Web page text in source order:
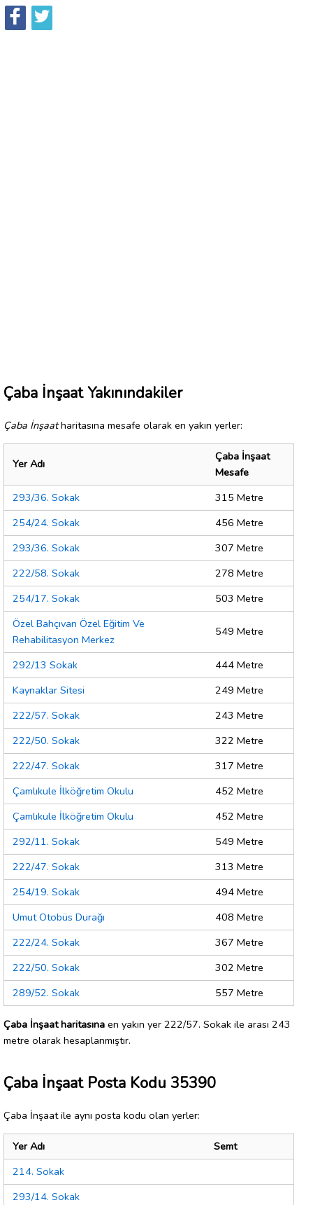
Çaba İnşaat Yakınındakiler
Çaba İnşaatharitasına mesafe olarak en yakın yerler:
Yer Adı
Çaba İnşaat
Mesafe
293/36. Sokak
315 Metre
254/24. Sokak
456 Metre
293/36. Sokak
307 Metre
222/58. Sokak
278 Metre
254/17. Sokak
503 Metre
Özel Bahçıvan Özel Eğitim Ve
Rehabilitasyon Merkez
549 Metre
292/13 Sokak
444 Metre
Kaynaklar Sitesi
249 Metre
222/57. Sokak
243 Metre
222/50. Sokak
322 Metre
222/47. Sokak
317 Metre
Çamlıkule İlköğretim Okulu
452 Metre
Çamlıkule İlköğretim Okulu
452 Metre
292/11. Sokak
549 Metre
222/47. Sokak
313 Metre
254/19. Sokak
494 Metre
Umut Otobüs Durağı
408 Metre
222/24. Sokak
367 Metre
222/50. Sokak
302 Metre
289/52. Sokak
557 Metre
Çaba İnşaat haritasına en yakın yer 222/57. Sokak ile arası 243
metre olarak hesaplanmıştır.
Çaba İnşaat Posta Kodu 35390
Çaba İnşaat ile aynı posta kodu olan yerler:
Yer Adı
Semt
214. Sokak
293/14. Sokak